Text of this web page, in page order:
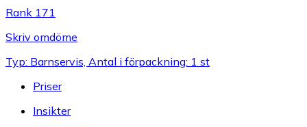
Rank 171
Skriv omdöme
Typ: Barnservis, Antal i förpackning: 1 st
Priser
Insikter